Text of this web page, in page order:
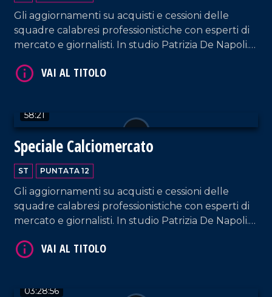
Gli aggiornamenti su acquisti e cessioni delle
squadre calabresi professionistiche con esperti di
mercato e giornalisti. In studio Patrizia De Napoli.
Occhiuto.
58:21
Speciale Calciomercato
ST PUNTATA 12
Gli aggiornamenti su acquisti e cessioni delle
squadre calabresi professionistiche con esperti di
mercato e giornalisti. In studio Patrizia De Napoli.
Occhiuto.
03:28:56